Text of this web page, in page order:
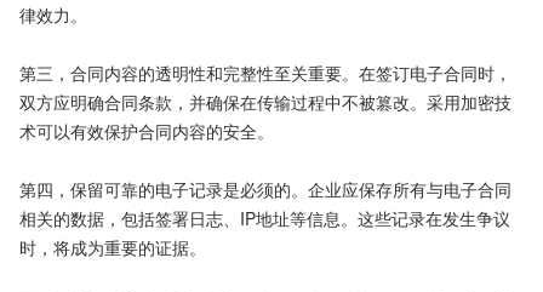
律效力。
第三，合同内容的透明性和完整性至关重要。在签订电子合同时，
双方应明确合同条款，并确保在传输过程中不被篡改。采用加密技
术可以有效保护合同内容的安全。
第四，保留可靠的电子记录是必须的。企业应保存所有与电子合同
相关的数据，包括签署日志、IP地址等信息。这些记录在发生争议
时，将成为重要的证据。